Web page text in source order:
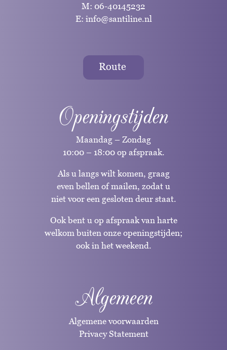
M: 06-40145232
E: info@santiline.nl
Route
Openingstijden
Maandag – Zondag
10:00 – 18:00 op afspraak.
Als u langs wilt komen, graag
even bellen of mailen, zodat u
niet voor een gesloten deur staat.
Ook bent u op afspraak van harte
welkom buiten onze openingstijden;
ook in het weekend.
Algemeen
Algemene voorwaarden
Privacy Statement